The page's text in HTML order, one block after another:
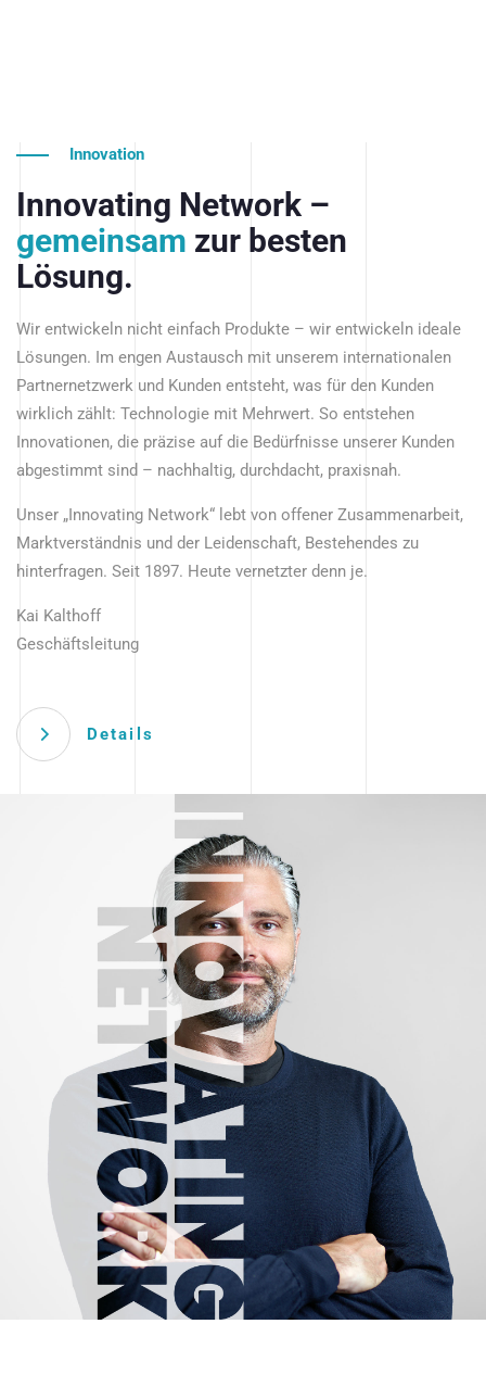
Innovation
Innovating Network –
gemeinsam zur besten
Lösung.
Wir entwickeln nicht einfach Produkte – wir entwickeln ideale
Lösungen. Im engen Austausch mit unserem internationalen
Partnernetzwerk und Kunden entsteht, was für den Kunden
wirklich zählt: Technologie mit Mehrwert. So entstehen
Innovationen, die präzise auf die Bedürfnisse unserer Kunden
abgestimmt sind – nachhaltig, durchdacht, praxisnah.
Unser „Innovating Network“ lebt von offener Zusammenarbeit,
Marktverständnis und der Leidenschaft, Bestehendes zu
hinterfragen. Seit 1897. Heute vernetzter denn je.
Kai Kalthoff
Geschäftsleitung
Details